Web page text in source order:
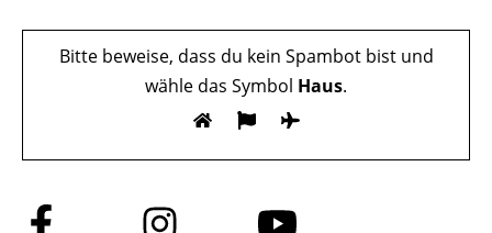
Bitte beweise, dass du kein Spambot bist und
wähle das Symbol Haus.
Folge
Folge
Folge